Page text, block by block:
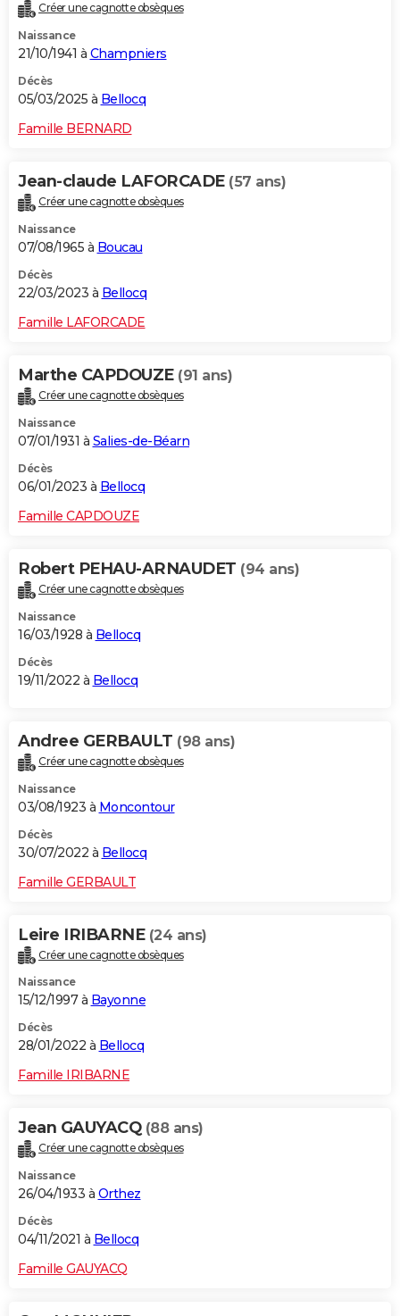
Créer une cagnotte obsèques
Naissance
21/10/1941 à Champniers
Décès
05/03/2025 à Bellocq
Famille BERNARD
Jean-claude LAFORCADE (57 ans)
Créer une cagnotte obsèques
Naissance
07/08/1965 à Boucau
Décès
22/03/2023 à Bellocq
Famille LAFORCADE
Marthe CAPDOUZE (91 ans)
Créer une cagnotte obsèques
Naissance
07/01/1931 à Salies-de-Béarn
Décès
06/01/2023 à Bellocq
Famille CAPDOUZE
Robert PEHAU-ARNAUDET (94 ans)
Créer une cagnotte obsèques
Naissance
16/03/1928 à Bellocq
Décès
19/11/2022 à Bellocq
Andree GERBAULT (98 ans)
Créer une cagnotte obsèques
Naissance
03/08/1923 à Moncontour
Décès
30/07/2022 à Bellocq
Famille GERBAULT
Leire IRIBARNE (24 ans)
Créer une cagnotte obsèques
Naissance
15/12/1997 à Bayonne
Décès
28/01/2022 à Bellocq
Famille IRIBARNE
Jean GAUYACQ (88 ans)
Créer une cagnotte obsèques
Naissance
26/04/1933 à Orthez
Décès
04/11/2021 à Bellocq
Famille GAUYACQ